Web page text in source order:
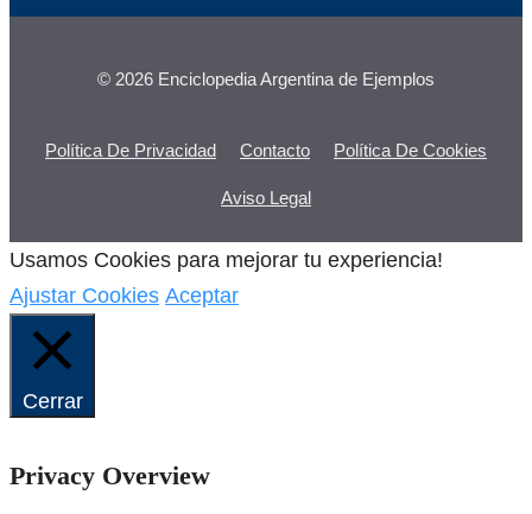
© 2026 Enciclopedia Argentina de Ejemplos
Política De Privacidad Contacto Política De Cookies
Aviso Legal
Usamos Cookies para mejorar tu experiencia!
Ajustar Cookies Aceptar
Cerrar
Privacy Overview